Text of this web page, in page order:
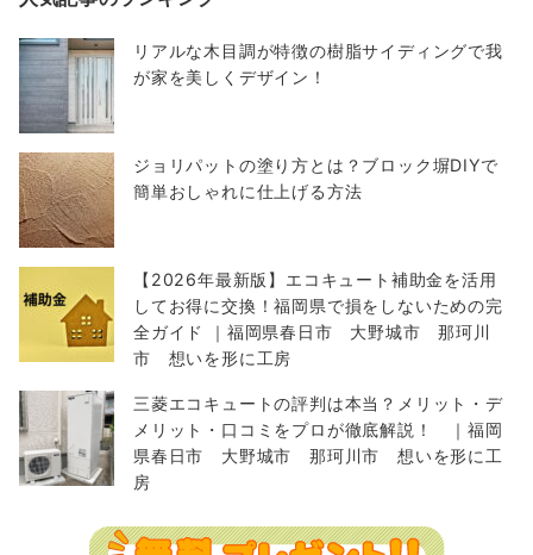
リアルな木目調が特徴の樹脂サイディングで我
が家を美しくデザイン！
ジョリパットの塗り方とは？ブロック塀DIYで
簡単おしゃれに仕上げる方法
【2026年最新版】エコキュート補助金を活用
してお得に交換！福岡県で損をしないための完
全ガイド ｜福岡県春日市 大野城市 那珂川
市 想いを形に工房
三菱エコキュートの評判は本当？メリット・デ
メリット・口コミをプロが徹底解説！ ｜福岡
県春日市 大野城市 那珂川市 想いを形に工
房